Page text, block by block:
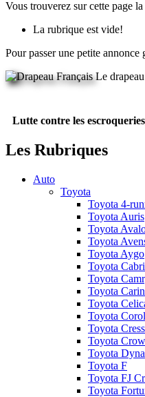
Vous trouverez sur cette page
La rubrique est vide!
Pour passer une petite annonce
Le
Lutte contre les
Les Rubriques
Auto
Toyota
Toyota 4-
Toyota Auris
Toyota
Toyota
Toyota Aygo
Toyota
Toyota
Toyota
Toyota
Toyota
Toyota
Toyota
Toyota Dyna
Toyota F
Toyota FJ
Toyota